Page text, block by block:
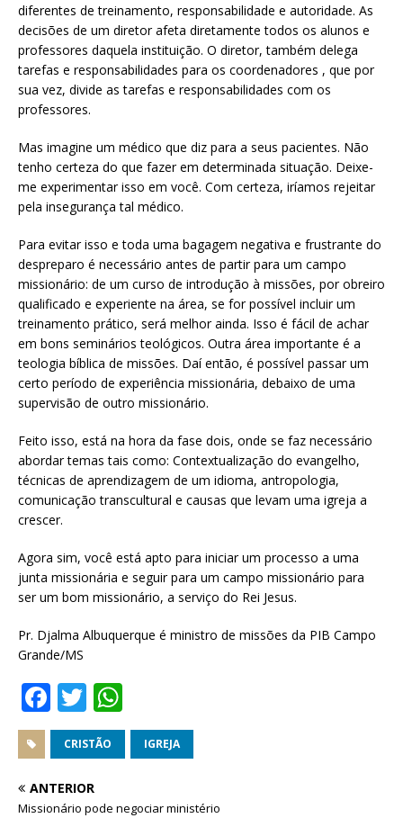
diferentes de treinamento, responsabilidade e autoridade. As
decisões de um diretor afeta diretamente todos os alunos e
professores daquela instituição. O diretor, também delega
tarefas e responsabilidades para os coordenadores , que por
sua vez, divide as tarefas e responsabilidades com os
professores.
Mas imagine um médico que diz para a seus pacientes. Não
tenho certeza do que fazer em determinada situação. Deixe-
me experimentar isso em você. Com certeza, iríamos rejeitar
pela insegurança tal médico.
Para evitar isso e toda uma bagagem negativa e frustrante do
despreparo é necessário antes de partir para um campo
missionário: de um curso de introdução à missões, por obreiro
qualificado e experiente na área, se for possível incluir um
treinamento prático, será melhor ainda. Isso é fácil de achar
em bons seminários teológicos. Outra área importante é a
teologia bíblica de missões. Daí então, é possível passar um
certo período de experiência missionária, debaixo de uma
supervisão de outro missionário.
Feito isso, está na hora da fase dois, onde se faz necessário
abordar temas tais como: Contextualização do evangelho,
técnicas de aprendizagem de um idioma, antropologia,
comunicação transcultural e causas que levam uma igreja a
crescer.
Agora sim, você está apto para iniciar um processo a uma
junta missionária e seguir para um campo missionário para
ser um bom missionário, a serviço do Rei Jesus.
Pr. Djalma Albuquerque é ministro de missões da PIB Campo
Grande/MS
F
a
c
e
b
T
w
it
te
r
h
at
A
CRISTÃO IGREJA
ANTERIOR
Missionário pode negociar ministério